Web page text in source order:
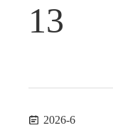
13
2026-6